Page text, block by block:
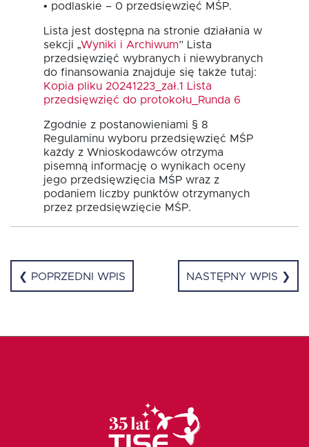
EN
• podlaskie – 0 przedsięwzięć MŚP.
Lista jest dostępna na stronie działania w
sekcji „Wyniki i Archiwum” Lista
przedsięwzięć wybranych i niewybranych
do finansowania znajduje się także tutaj:
Kopia pliku 20241223_zał.1 Lista
przedsięwzięć do protokołu_Runda 6
Zgodnie z postanowieniami § 8
Regulaminu wyboru przedsięwzięć MŚP
każdy z Wnioskodawców otrzyma
pisemną informację o wynikach oceny
jego przedsięwzięcia MŚP wraz z
podaniem liczby punktów otrzymanych
przez przedsięwzięcie MŚP.
❮ POPRZEDNI WPIS NASTĘPNY WPIS ❯